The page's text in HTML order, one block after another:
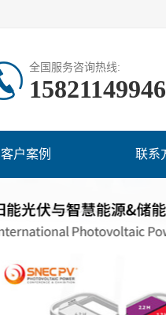
全国服务咨询热线:
15821149946
客户案例 联系